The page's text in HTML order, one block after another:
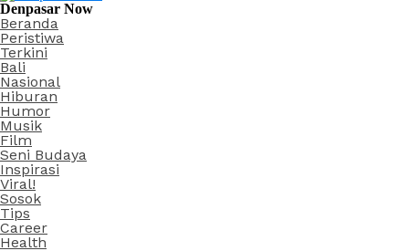
Denpasar Now
Beranda
Peristiwa
Terkini
Bali
Nasional
Hiburan
Humor
Musik
Film
Seni Budaya
Inspirasi
Viral!
Sosok
Tips
Career
Health